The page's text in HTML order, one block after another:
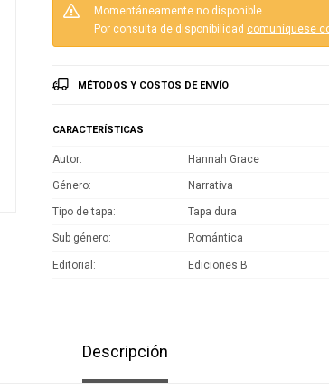
Momentáneamente no disponible.
Por consulta de disponibilidad comuníquese
MÉTODOS Y COSTOS DE ENVÍO
CARACTERÍSTICAS
Autor Hannah Grace
Género Narrativa
Tipo de tapa Tapa dura
Sub género Romántica
Editorial Ediciones B
Descripción